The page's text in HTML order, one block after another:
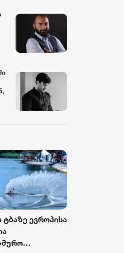
დღეს
ევროპისა